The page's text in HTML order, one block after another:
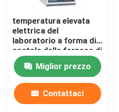
temperatura elevata
elettrica del
laboratorio a forma di
scatola della fornace di
trattamento termico
1200C con il cavo di
resistenza
Miglior prezzo
Contattaci